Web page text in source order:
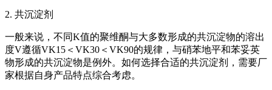
2. 共沉淀剂
一般来说，不同K值的聚维酮与大多数形成的共沉淀物的溶出
度V遵循VK15＜VK30＜VK90的规律，与硝苯地平和苯妥英
物形成的共沉淀物是例外。如何选择合适的共沉淀剂，需要厂
家根据自身产品特点综合考虑。